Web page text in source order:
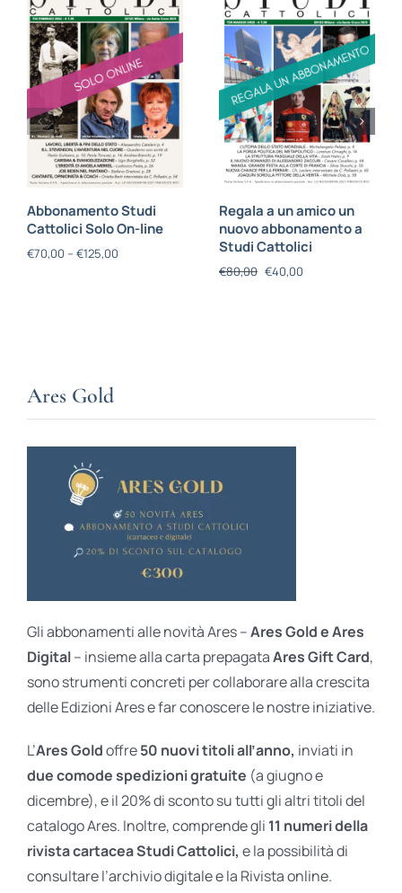
Abbonamento Studi
Cattolici Solo On-line
€70,00 – €125,00
Regala a un amico un
nuovo abbonamento a
Studi Cattolici
€80,00 €40,00
Ares Gold
Gli abbonamenti alle novità Ares –Ares Gold e Ares
Digital– insieme alla carta prepagataAres Gift Card,
sono strumenti concreti per collaborare alla crescita
delle Edizioni Ares e far conoscere le nostre iniziative.
L’Ares Goldoffre50 nuovi titoli all’anno, inviati in
due comode spedizioni gratuite (a giugno e
dicembre), e il 20% di sconto su tutti gli altri titoli del
catalogo Ares. Inoltre, comprende gli 11 numeri della
rivista cartacea Studi Cattolici, e la possibilità di
consultare l’archivio digitale e la Rivista online.